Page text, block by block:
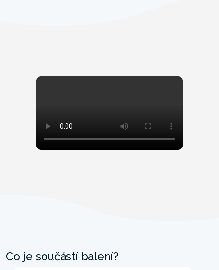
Co je součástí balení?